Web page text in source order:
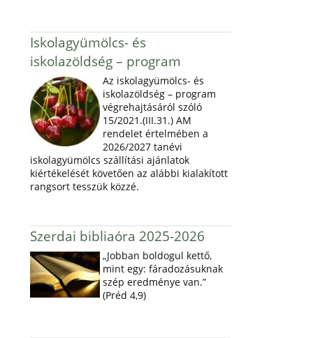
Iskolagyümölcs- és
iskolazöldség – program
Az iskolagyümölcs- és
iskolazöldség – program
végrehajtásáról szóló
15/2021.(III.31.) AM
rendelet értelmében a
2026/2027 tanévi
iskolagyümölcs szállítási ajánlatok
kiértékelését követően az alábbi kialakított
rangsort tesszük közzé.
Szerdai bibliaóra 2025-2026
„Jobban boldogul kettő,
mint egy: fáradozásuknak
szép eredménye van.”
(Préd 4,9)